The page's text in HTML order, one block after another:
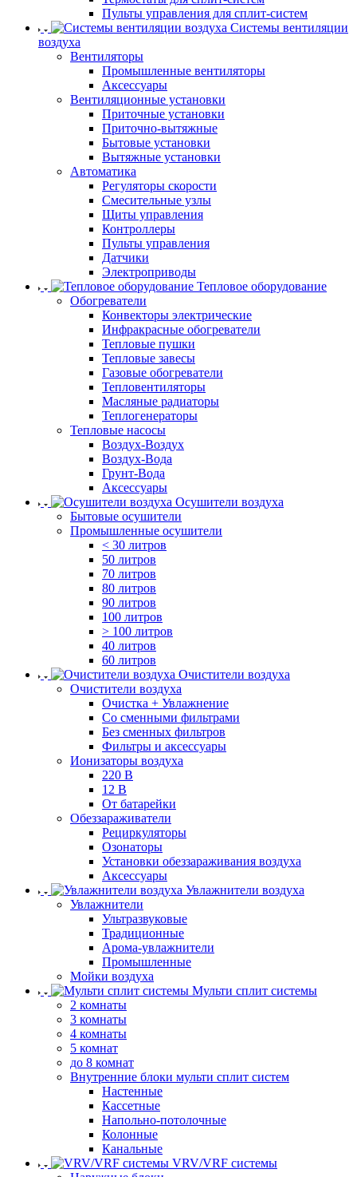
Пульты управления для сплит-систем
Системы вентиляции
воздуха
Вентиляторы
Промышленные вентиляторы
Аксессуары
Вентиляционные установки
Приточные установки
Приточно-вытяжные
Бытовые установки
Вытяжные установки
Автоматика
Регуляторы скорости
Смесительные узлы
Щиты управления
Контроллеры
Пульты управления
Датчики
Электроприводы
Тепловое оборудование
Обогреватели
Конвекторы электрические
Инфракрасные обогреватели
Тепловые пушки
Тепловые завесы
Газовые обогреватели
Тепловентиляторы
Масляные радиаторы
Теплогенераторы
Тепловые насосы
Воздух-Воздух
Воздух-Вода
Грунт-Вода
Аксессуары
Осушители воздуха
Бытовые осушители
Промышленные осушители
< 30 литров
50 литров
70 литров
80 литров
90 литров
100 литров
> 100 литров
40 литров
60 литров
Очистители воздуха
Очистители воздуха
Очистка + Увлажнение
Cо сменными фильтрами
Без сменных фильтров
Фильтры и аксессуары
Ионизаторы воздуха
220 В
12 В
От батарейки
Обеззараживатели
Рециркуляторы
Озонаторы
Установки обеззараживания воздуха
Аксессуары
Увлажнители воздуха
Увлажнители
Ультразвуковые
Традиционные
Арома-увлажнители
Промышленные
Мойки воздуха
Мульти сплит системы
2 комнаты
3 комнаты
4 комнаты
5 комнат
до 8 комнат
Внутренние блоки мульти сплит систем
Настенные
Кассетные
Напольно-потолочные
Колонные
Канальные
VRV/VRF системы